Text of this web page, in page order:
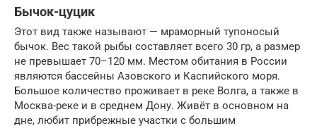
Бычок-цуцик
Этот вид также называют — мраморный тупоносый
бычок. Вес такой рыбы составляет всего 30 гр, а размер
не превышает 70–120 мм. Местом обитания в России
являются бассейны Азовского и Каспийского моря.
Большое количество проживает в реке Волга, а также в
Москва-реке и в среднем Дону. Живёт в основном на
дне, любит прибрежные участки с большим